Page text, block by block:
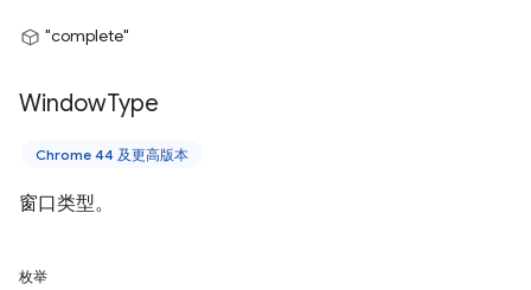
"complete"
WindowType
Chrome 44 及更高版本
窗口类型。
枚举